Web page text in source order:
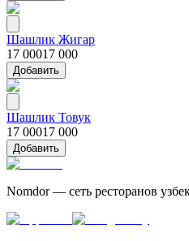
Шашлик Жигар
17 00017 000
Добавить
Шашлик Товук
17 00017 000
Добавить
Nomdor — сеть ресторанов